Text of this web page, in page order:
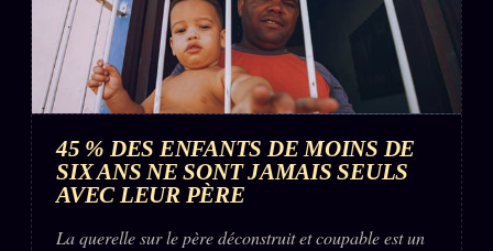
45 % DES ENFANTS DE MOINS DE
SIX ANS NE SONT JAMAIS SEULS
AVEC LEUR PÈRE
La querelle sur le père déconstruit et coupable est un